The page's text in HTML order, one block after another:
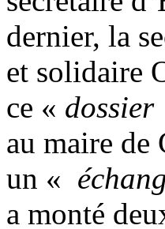
dernier, la
et solidaire
ce « dossier
au maire de
un «
a monté